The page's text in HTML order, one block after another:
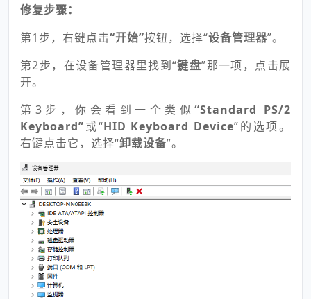
修复步骤：
第1步，右键点击“开始”按钮，选择“设备管理器”。
第2步，在设备管理器里找到“键盘”那一项，点击展
开。
第3步，你会看到一个类似“Standard PS/2
Keyboard”或“HID Keyboard Device”的选项。
右键点击它，选择“卸载设备”。